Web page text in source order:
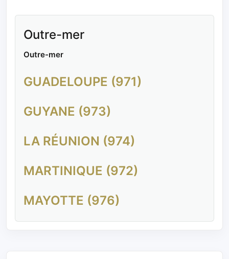
Outre-mer
Outre-mer
GUADELOUPE (971)
GUYANE (973)
LA RÉUNION (974)
MARTINIQUE (972)
MAYOTTE (976)